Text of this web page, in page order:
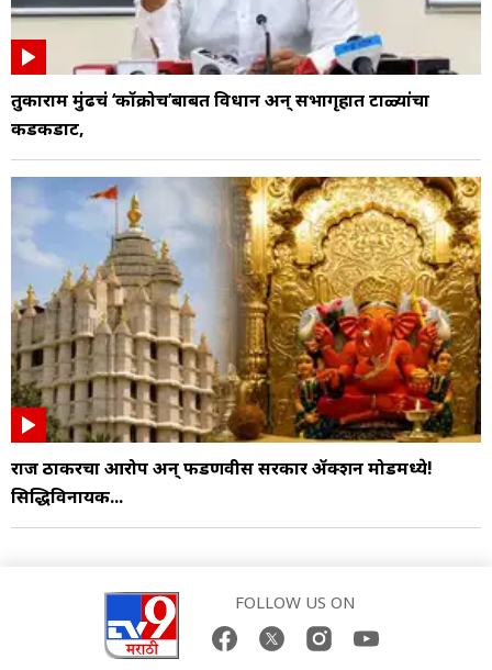
तुकाराम मुंढेंचं ‘कॉक्रोच’बाबत विधान अन् सभागृहात टाळ्यांचा
कडकडाट,
राज ठाकरेंचा आरोप अन् फडणवीस सरकार ॲक्शन मोडमध्ये!
सिद्धिविनायक...
FOLLOW US ON